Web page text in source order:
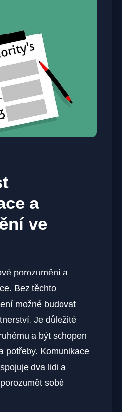
a
ve
porozumění a
Bez těchto
možné budovat
Je důležité
a být schopen
potřeby. Komunikace
dva lidi a
sobě